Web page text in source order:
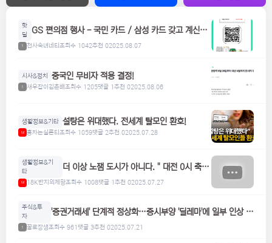
핫
딜
GS 편의점 행사 - 국민 카드 / 삼성 카드 갖고 계신분
1 천사숙녀네티조회수 1042추천 02025.08.07
시사&정치 중국인 무비자 적용 결정!
1 새우잡이김춘배조회수 1205댓글 1추천 02025.08.06
생활정보&기타 설탕은 위대했다. 전세계 탈모인 환호!
M 홍차는실론티조회수 1059댓글 2추천 02025.07.28
생활정보&기
타
더 이상 노잼 도시가 아니다. " 대전 0시 축
M 18K반지의제왕조회수 1008댓글 1추천 02025.07.27
주식&투
자
'증권거래세' 단계적 정상화…증시부양 '딜레마'에 일부 인상 검
1 꿀로장생조회수 961댓글 3추천 02025.07.21